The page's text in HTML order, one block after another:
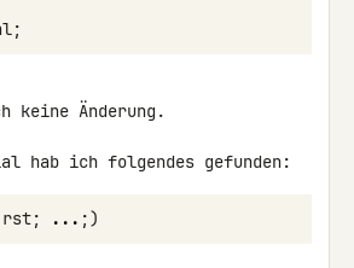
;
keine Änderung.
hab ich folgendes gefunden:
rst; ... ;)